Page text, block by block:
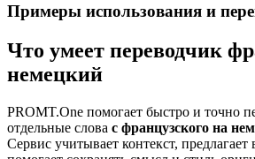
Примеры использования и
Что умеет переводчик
немецкий
PROMT.One помогает быстро и точно
отдельные слова с французского на
Сервис учитывает контекст,